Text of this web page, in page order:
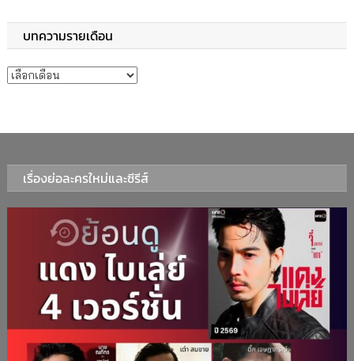
บทความรายเดือน
บทความรายเดือน
เรื่องย่อละครใหม่และซีรีส์